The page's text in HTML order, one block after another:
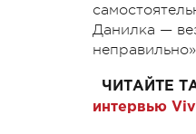
Данилка —
ЧИТАЙТЕ
интервью